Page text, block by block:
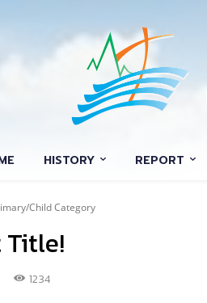
HISTORY REPORT
Child Category
Title!
1234